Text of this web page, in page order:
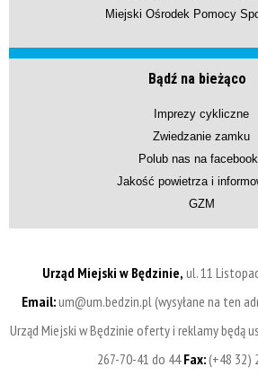
Miejski Ośrodek Pomocy
Bądź na bieżąco
Imprezy cykliczne
Zwiedzanie zamku
Polub nas na
Jakość powietrza i
GZM
Urząd Miejski w Będzinie, ul. 11
Email:um@um.bedzin.pl (wysyłane na ten
Urząd Miejski w Będzinie oferty i reklamy będą
267-70-41 do 44Fax:(+48 32)